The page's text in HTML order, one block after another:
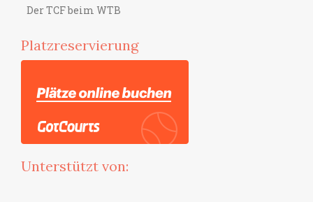
Der TCF beim WTB
Platzreservierung
Unterstützt von: